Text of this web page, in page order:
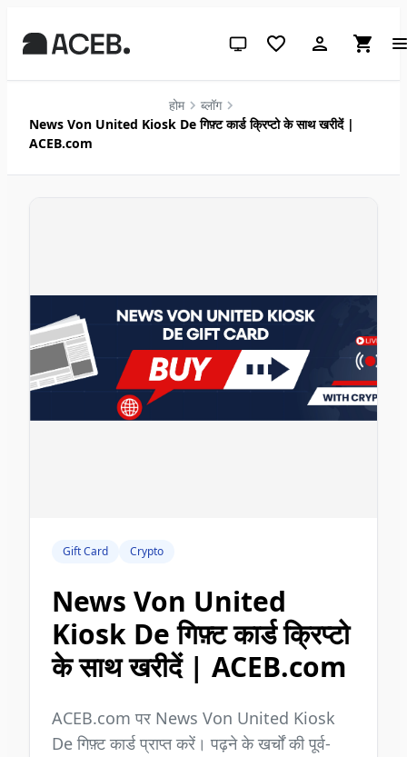
सिस्टम थीम (लाइट के लिए क्लिक करें)
होम
ब्लॉग
News Von United Kiosk De गिफ़्ट कार्ड क्रिप्टो के साथ खरीदें |
ACEB.com
Gift Card Crypto
News Von United
Kiosk De गिफ़्ट कार्ड क्रिप्टो
के साथ खरीदें | ACEB.com
ACEB.com पर News Von United Kiosk
De गिफ़्ट कार्ड प्राप्त करें। पढ़ने के खर्चों की पूर्व-